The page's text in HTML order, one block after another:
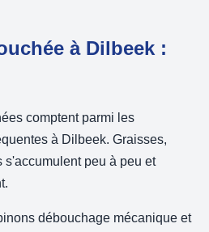
à Dilbeek :
comptent parmi les
à Dilbeek. Graisses,
s'accumulent peu à peu et
débouchage mécanique et